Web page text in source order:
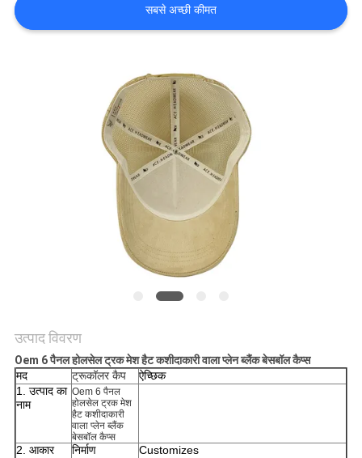
मामलों
सबसे अच्छी कीमत
उत्पाद विवरण
Oem 6 पैनल होलसेल ट्रक मेश हैट कशीदाकारी वाला प्लेन ब्लैंक बेसबॉल कैप्स
मद
ट्रूकॉलर कैप
ऐच्छिक
1. उत्पाद का
नाम
Oem 6 पैनल
होलसेल ट्रक मेश
हैट कशीदाकारी
वाला प्लेन ब्लैंक
बेसबॉल कैप्स
2. आकार निर्माण
Customizes